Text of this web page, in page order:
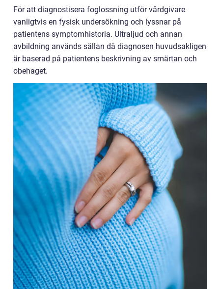
För att diagnostisera foglossning utför vårdgivare
vanligtvis en fysisk undersökning och lyssnar på
patientens symptomhistoria. Ultraljud och annan
avbildning används sällan då diagnosen huvudsakligen
är baserad på patientens beskrivning av smärtan och
obehaget.